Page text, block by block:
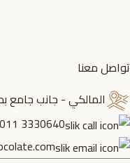
تواصل معنا
المالكي - جانب جامع
3330640 011